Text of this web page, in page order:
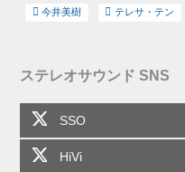
今井美樹 テレサ・テン
ステレオサウンド SNS
SSO
HiVi